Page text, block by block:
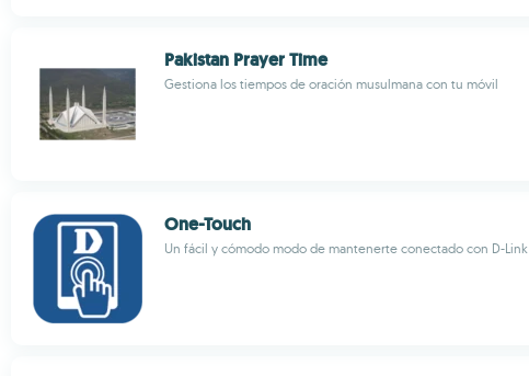
Pakistan Prayer Time
Gestiona los tiempos de oración musulmana con tu móvil
One-Touch
Un fácil y cómodo modo de mantenerte conectado con D-Link